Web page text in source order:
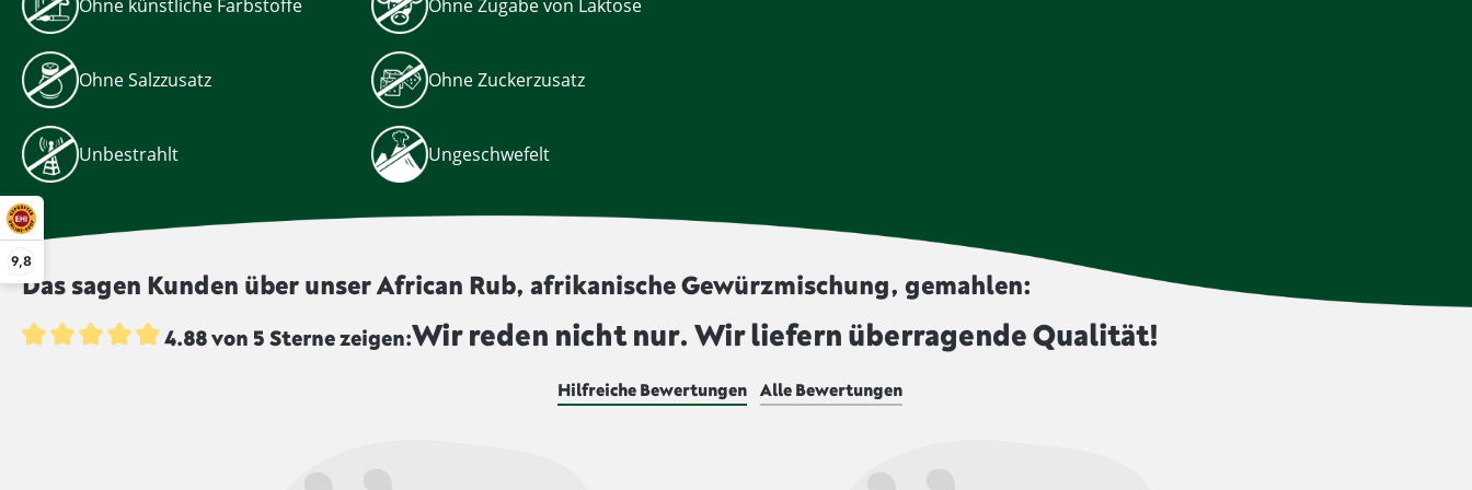
9,8
Ohne künstliche Farbstoffe Ohne Zugabe von Laktose
Ohne Salzzusatz Ohne Zuckerzusatz
Unbestrahlt Ungeschwefelt
Das sagen Kunden über unser African Rub, afrikanische Gewürzmischung, gemahlen:
4.88 von 5 Sterne zeigen:Wir reden nicht nur. Wir liefern überragende Qualität!
Hilfreiche Bewertungen Alle Bewertungen